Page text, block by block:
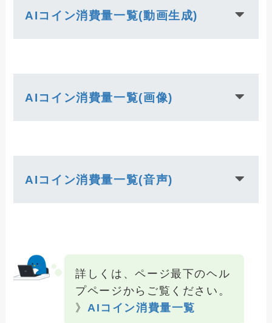
AIコイン消費量一覧(動画生成)
AIコイン消費量一覧(画像)
AIコイン消費量一覧(音声)
詳しくは、ページ最下のヘル
プページからご覧ください。
》 AIコイン消費量一覧